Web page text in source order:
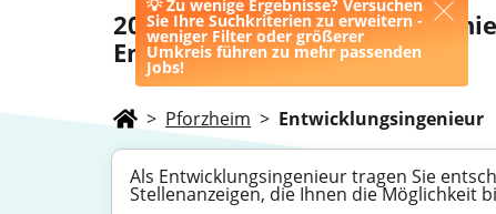
💡 Zu wenige Ergebnisse? Versuchen
Sie Ihre Suchkriterien zu erweitern -
weniger Filter oder größerer
Umkreis führen zu mehr passenden
Jobs!
20 Jobs als
Engineer)
> Pforzheim > Entwicklungsingenieur
Als Entwicklungsingenieur tragen Sie
Stellenanzeigen, die Ihnen die Möglichkeit